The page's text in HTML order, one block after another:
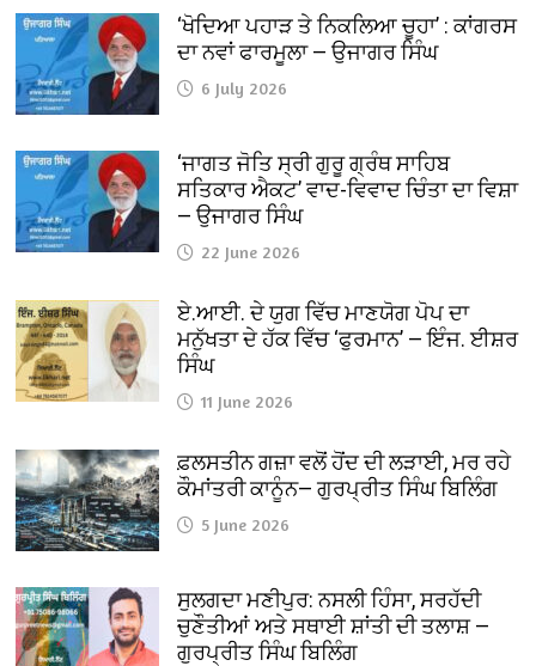
‘ਖੋਦਿਆ ਪਹਾੜ ਤੇ ਨਿਕਲਿਆ ਚੂਹਾ’ : ਕਾਂਗਰਸ
ਦਾ ਨਵਾਂ ਫਾਰਮੂਲਾ — ਉਜਾਗਰ ਸਿੰਘ
6 July 2026
‘ਜਾਗਤ ਜੋਤਿ ਸ੍ਰੀ ਗੁਰੂ ਗ੍ਰੰਥ ਸਾਹਿਬ
ਸਤਿਕਾਰ ਐਕਟ’ ਵਾਦ-ਵਿਵਾਦ ਚਿੰਤਾ ਦਾ ਵਿਸ਼ਾ
— ਉਜਾਗਰ ਸਿੰਘ
22 June 2026
ਏ.ਆਈ. ਦੇ ਯੁਗ ਵਿੱਚ ਮਾਣਯੋਗ ਪੋਪ ਦਾ
ਮਨੁੱਖਤਾ ਦੇ ਹੱਕ ਵਿੱਚ ‘ਫੁਰਮਾਨ’ — ਇੰਜ. ਈਸ਼ਰ
ਸਿੰਘ
11 June 2026
ਫ਼ਲਸਤੀਨ ਗਜ਼ਾ ਵਲੋਂ ਹੋਂਦ ਦੀ ਲੜਾਈ, ਮਰ ਰਹੇ
ਕੌਮਾਂਤਰੀ ਕਾਨੂੰਨ— ਗੁਰਪ੍ਰੀਤ ਸਿੰਘ ਬਿਲਿੰਗ
5 June 2026
ਸੁਲਗਦਾ ਮਣੀਪੁਰ: ਨਸਲੀ ਹਿੰਸਾ, ਸਰਹੱਦੀ
ਚੁਣੌਤੀਆਂ ਅਤੇ ਸਥਾਈ ਸ਼ਾਂਤੀ ਦੀ ਤਲਾਸ਼ —
ਗੁਰਪ੍ਰੀਤ ਸਿੰਘ ਬਿਲਿੰਗ